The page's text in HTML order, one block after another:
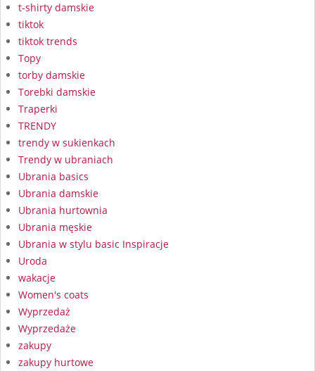
t-shirty damskie
tiktok
tiktok trends
Topy
torby damskie
Torebki damskie
Traperki
TRENDY
trendy w sukienkach
Trendy w ubraniach
Ubrania basics
Ubrania damskie
Ubrania hurtownia
Ubrania męskie
Ubrania w stylu basic Inspiracje
Uroda
wakacje
Women's coats
Wyprzedaż
Wyprzedaże
zakupy
zakupy hurtowe